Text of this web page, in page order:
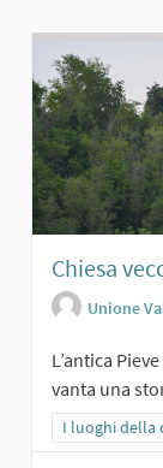
Chiesa
Unione
L’antica
vanta una
Filtra i
I luoghi della